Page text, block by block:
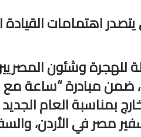
اهتمامات
وشئون المصريين
ضمن مبادرة “ساعة مع
بمناسبة العام الجديد
مصر في الأردن،